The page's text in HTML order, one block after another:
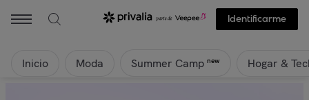
Identificarme
Inicio Moda Summer Camp new Hogar &